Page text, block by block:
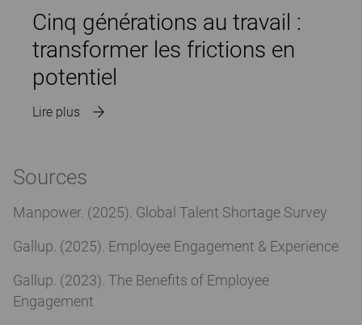
Cinq générations au travail :
transformer les frictions en
potentiel
Lire plus
Sources
Manpower. (2025). Global Talent Shortage Survey
Gallup. (2025). Employee Engagement & Experience
Gallup. (2023). The Benefits of Employee
Engagement